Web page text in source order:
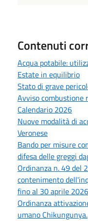
Contenuti
Acqua potabile:
Estate in equilibrio
Stato di grave
Avviso combustione
Calendario 2026
Nuove modalità di
Veronese
Bando per misure
difesa delle greggi
Ordinanza n. 49 del
contenimento
fino al 30 aprile 2026
Ordinanza
umano Chikungunya.